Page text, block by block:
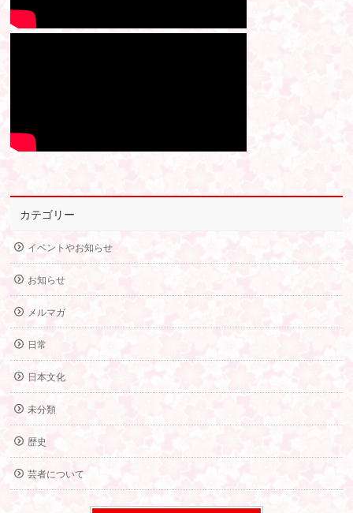
カテゴリー
イベントやお知らせ
お知らせ
メルマガ
日常
日本文化
未分類
歴史
芸者について